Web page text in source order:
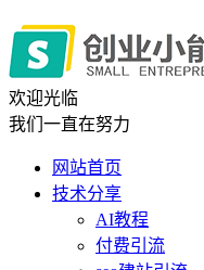
欢迎光临
我们一直在努力
网站首页
技术分享
AI教程
付费引流